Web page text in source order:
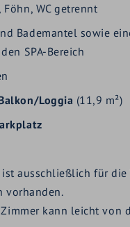
WC getrennt
Bademantel sowie
SPA-Bereich
Loggia (11,9 m²)
ist ausschließlich für
vorhanden.
kann leicht von